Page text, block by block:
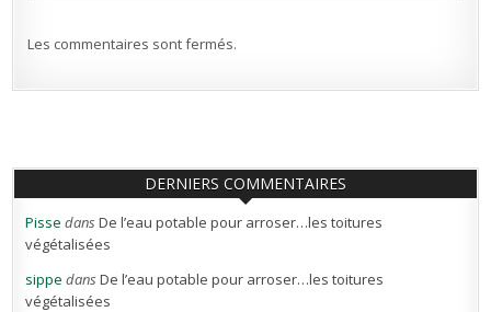
Les commentaires sont fermés.
DERNIERS COMMENTAIRES
Pisse dansDe l’eau potable pour arroser…les toitures
végétalisées
sippe dansDe l’eau potable pour arroser…les toitures
végétalisées